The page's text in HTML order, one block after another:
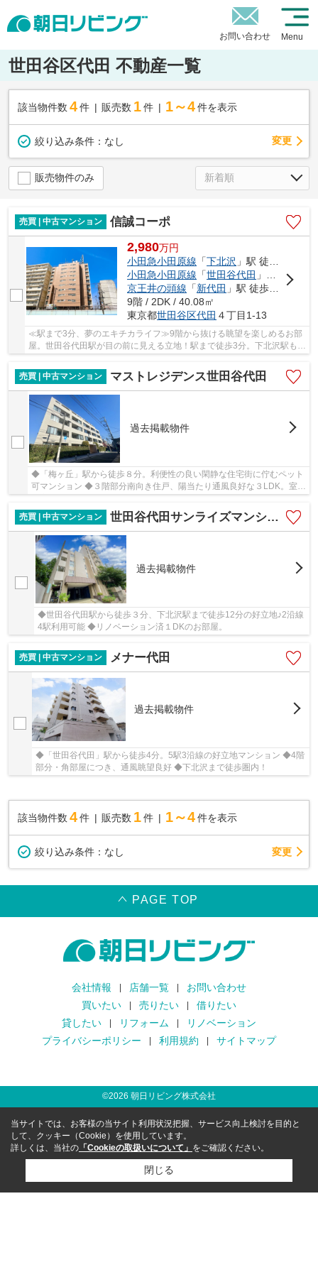
お問い合わせ Menu
世田谷区代田 不動産一覧
該当物件数 4件 販売数 1 件 1～4 件を表示
絞り込み条件： なし 変更
販売物件のみ
売買 | 中古マンション 信誠コーポ
2,980万円
小田急小田原線 「下北沢 」駅 徒歩12分
小田急小田原線 「世田谷代田 」駅 徒歩3分
京王井の頭線 「新代田 」駅 徒歩6分
9階 / 2DK / 40.08㎡
東京都世田谷区代田 ４丁目1-13
≪駅まで3分、夢のエキチカライフ≫9階から抜ける眺望を楽しめるお部
屋。世田谷代田駅が目の前に見える立地！駅まで徒歩3分。下北沢駅も徒
売買 | 中古マンション
マストレジデンス世田谷代田
過去掲載物件
◆「梅ヶ丘」駅から徒歩８分。利便性の良い閑静な住宅街に佇むペット
可マンション ◆３階部分南向き住戸、陽当たり通風良好な３LDK。室内
売買 | 中古マンション
世田谷代田サンライズマンション
過去掲載物件
◆世田谷代田駅から徒歩３分、下北沢駅まで徒歩12分の好立地♪2沿線
4駅利用可能 ◆リノベーション済１DKのお部屋。
売買 | 中古マンション メナー代田
過去掲載物件
◆「世田谷代田」駅から徒歩4分。5駅3沿線の好立地マンション ◆4階
部分・角部屋につき、通風眺望良好 ◆下北沢まで徒歩圏内！
該当物件数 4件 販売数 1 件 1～4 件を表示
絞り込み条件： なし 変更
PAGE TOP
会社情報 店舗一覧
お問い合わせ
買いたい
売りたい
借りたい
貸したい
リフォーム
リノベーション
プライバシーポリシー
利用規約 サイトマップ
©2026 朝日リビング株式会社
当サイトでは、お客様の当サイト利用状況把握、サービス向上検討を目的と
して、クッキー（Cookie）を使用しています。
詳しくは、当社の 「Cookieの取扱いについて」 をご確認ください。
閉じる